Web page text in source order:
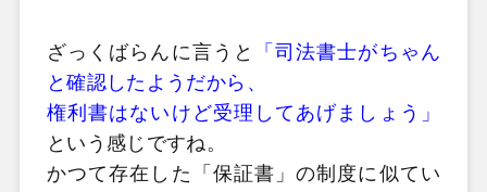
ざっくばらんに言うと
「司法書士がちゃん
と確認したようだから、
権利書はないけど受理してあげましょう」
という感じですね。
かつて存在した「保証書」の制度に似てい